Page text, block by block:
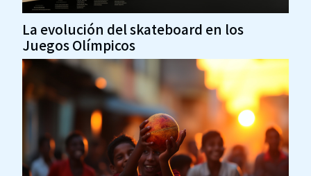
La evolución del skateboard en los
Juegos Olímpicos